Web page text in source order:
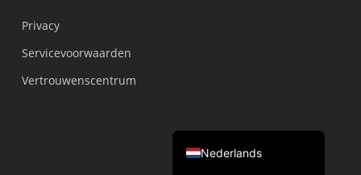
Privacy
Servicevoorwaarden
Vertrouwenscentrum
Nederlands